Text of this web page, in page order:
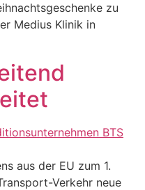
zu
Medius Klinik in
aus der EU zum 1.
Verkehr neue